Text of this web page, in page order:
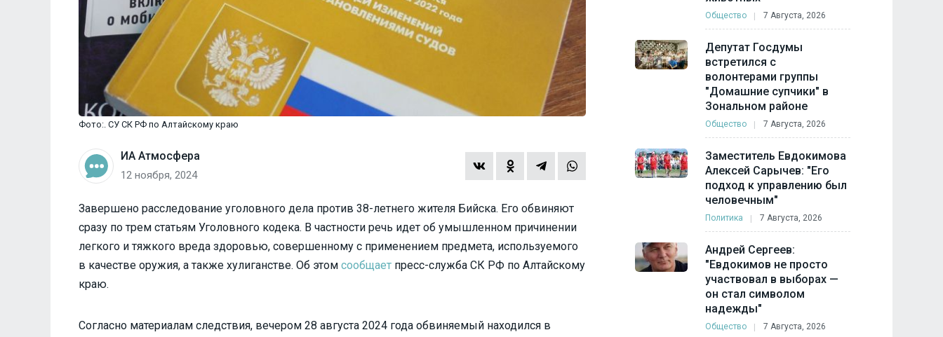
Фото:. СУ СК РФ по Алтайскому краю
ИА Атмосфера
12 ноября, 2024
Завершено расследование уголовного дела против 38-летнего жителя Бийска. Его обвиняют
сразу по трем статьям Уголовного кодека. В частности речь идет об умышленном причинении
легкого и тяжкого вреда здоровью, совершенному с применением предмета, используемого
в качестве оружия, а также хулиганстве. Об этом сообщает пресс-служба СК РФ по Алтайскому
краю.
Согласно материалам следствия, вечером 28 августа 2024 года обвиняемый находился в
Общество 7 Августа, 2026
Депутат Госдумы
встретился с
волонтерами группы
"Домашние супчики" в
Зональном районе
Общество 7 Августа, 2026
Заместитель Евдокимова
Алексей Сарычев: "Его
подход к управлению был
человечным"
Политика 7 Августа, 2026
Андрей Сергеев:
"Евдокимов не просто
участвовал в выборах —
он стал символом
надежды"
Общество 7 Августа, 2026